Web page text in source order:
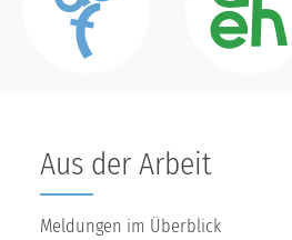
Aus der Arbeit
Meldungen im Überblick